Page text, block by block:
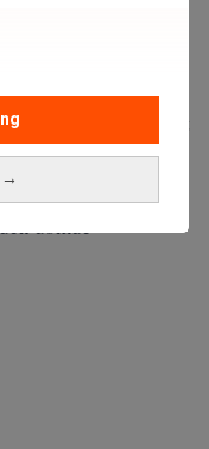
→
som fått ta emot
i årets utdelning
att att beslutet
dömde